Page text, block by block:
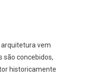
vem
concebidos,
historicamente